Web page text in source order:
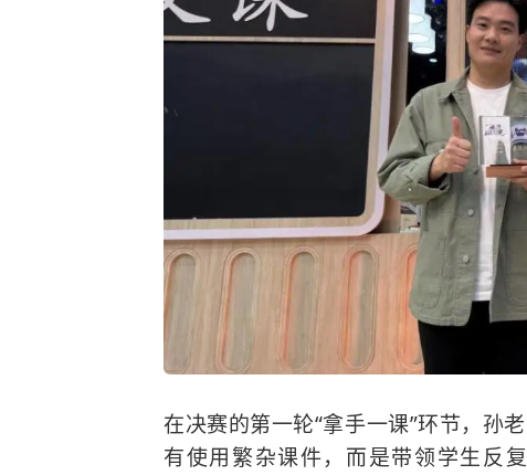
在决赛的第一轮“拿手一课”环节，孙
有使用繁杂课件，而是带领学生反